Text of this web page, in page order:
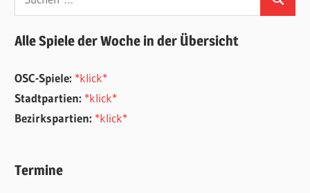
nach:
Suchen
Alle Spiele der Woche in der Übersicht
OSC-Spiele: *klick*
Stadtpartien: *klick*
Bezirkspartien: *klick*
Termine